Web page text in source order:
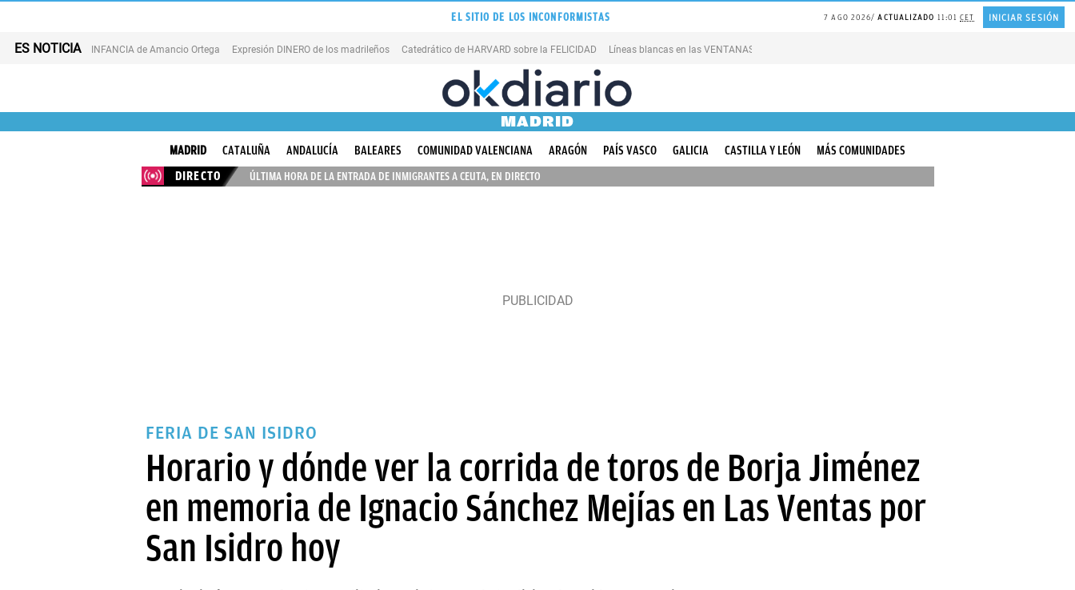
EL SITIO DE LOS INCONFORMISTAS 7 AGO 2026 ACTUALIZADO 11:01CET INICIAR SESIÓN
ES NOTICIA INFANCIA de Amancio Ortega Expresión DINERO de los madrileños Catedrático de HARVARD sobre la FELICIDAD Líneas blancas en las VENTANAS
MADRID
MADRID CATALUÑA ANDALUCÍA BALEARES COMUNIDAD VALENCIANA ARAGÓN PAÍS VASCO GALICIA CASTILLA Y LEÓN
MÁS COMUNIDADES
DIRECTO
ÚLTIMA HORA DE LA ENTRADA DE INMIGRANTES A CEUTA, EN DIRECTO
FERIA DE SAN ISIDRO
Horario y dónde ver la corrida de toros de Borja Jiménez
en memoria de Ignacio Sánchez Mejías en Las Ventas por
San Isidro hoy